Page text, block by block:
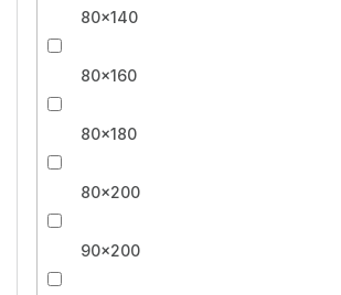
80x140
80x160
80x180
80x200
90x200